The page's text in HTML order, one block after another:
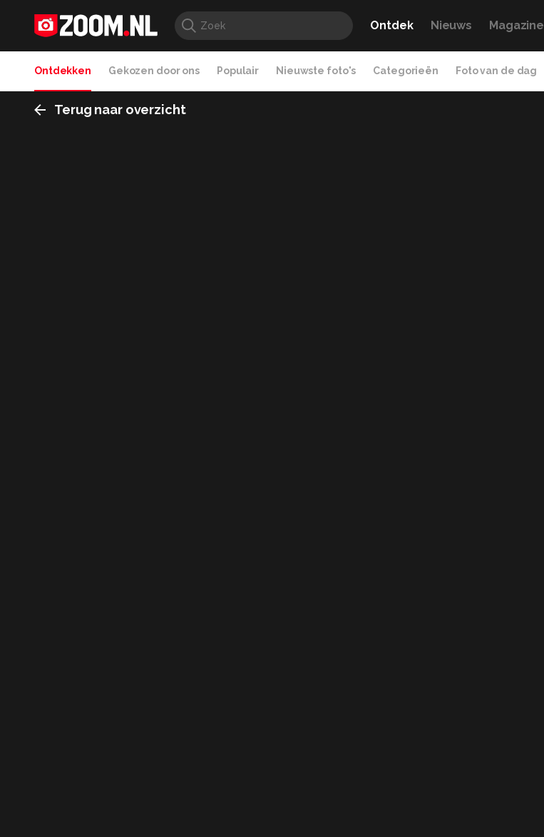
Ontdek Nieuws Magazine
Ontdekken Gekozen door ons Populair Nieuwste foto's Categorieën Foto van de dag
Terug naar overzicht